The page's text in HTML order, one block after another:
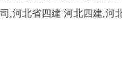
司,河北省四建 河北四建,河